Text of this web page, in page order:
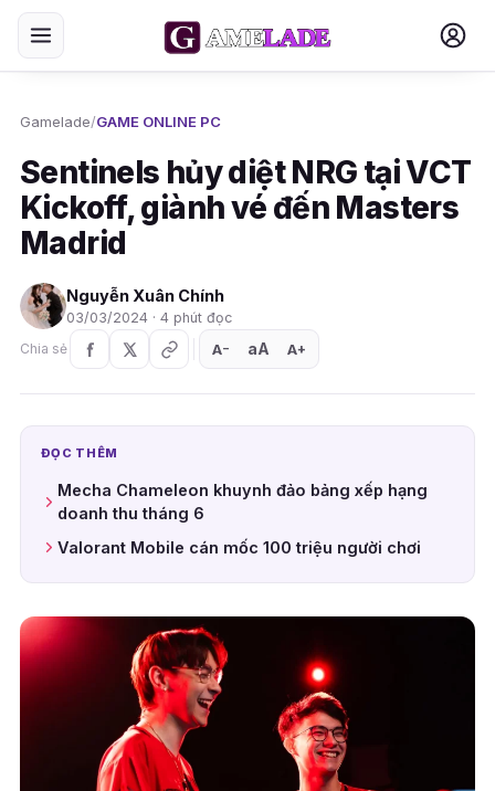
Gamelade/GAME ONLINE PC
Sentinels hủy diệt NRG tại VCT
Kickoff, giành vé đến Masters
Madrid
Nguyễn Xuân Chính
03/03/2024 · 4 phút đọc
Chia sẻ
A− aA A+
ĐỌC THÊM
Mecha Chameleon khuynh đảo bảng xếp hạng
doanh thu tháng 6
Valorant Mobile cán mốc 100 triệu người chơi